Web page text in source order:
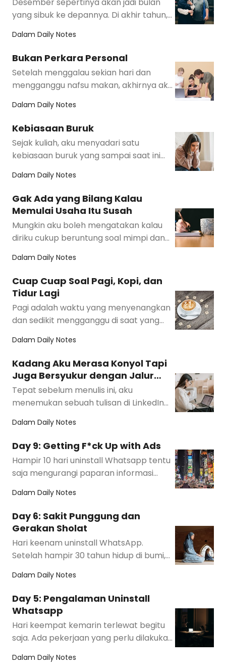
yang sibuk ke depannya. Di akhir tahun,
Secara t…
Dalam Daily Notes
Bukan Perkara Personal
Setelah menggalau sekian hari dan
mengganggu nafsu makan, akhirnya aku
tentang kebiasaan b…
Dalam Daily Notes
Kebiasaan Buruk
Sejak kuliah, aku menyadari satu
kebiasaan buruk yang sampai saat ini
pekerjaanku tidak…
Dalam Daily Notes
Gak Ada yang Bilang Kalau
Memulai Usaha Itu Susah
Mungkin aku boleh mengatakan kalau
diriku cukup beruntung soal mimpi dan
mengarahkanku selalu p…
Dalam Daily Notes
Cuap Cuap Soal Pagi, Kopi, dan
Tidur Lagi
Pagi adalah waktu yang menyenangkan
dan sedikit mengganggu di saat yang
tenang dan me…
Dalam Daily Notes
Kadang Aku Merasa Konyol Tapi
Juga Bersyukur dengan Jalur
Karir yang Kupilih
Tepat sebelum menulis ini, aku
menemukan sebuah tulisan di LinkedIn
Bagaimana kalau kita…
Dalam Daily Notes
Day 9: Getting F*ck Up with Ads
Hampir 10 hari uninstall Whatsapp tentu
saja mengurangi paparan informasi
pekerjaan yan…
Dalam Daily Notes
Day 6: Sakit Punggung dan
Gerakan Sholat
Hari keenam uninstall WhatsApp.
Setelah hampir 30 tahun hidup di bumi,
gerakan sholat dan…
Dalam Daily Notes
Day 5: Pengalaman Uninstall
Whatsapp
Hari keempat kemarin terlewat begitu
saja. Ada pekerjaan yang perlu dilakukan
update. Pen…
Dalam Daily Notes